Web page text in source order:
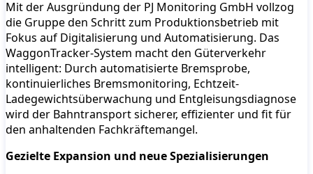
Mit der Ausgründung der PJ Monitoring GmbH vollzog
die Gruppe den Schritt zum Produktionsbetrieb mit
Fokus auf Digitalisierung und Automatisierung. Das
WaggonTracker-System macht den Güterverkehr
intelligent: Durch automatisierte Bremsprobe,
kontinuierliches Bremsmonitoring, Echtzeit-
Ladegewichtsüberwachung und Entgleisungsdiagnose
wird der Bahntransport sicherer, effizienter und fit für
den anhaltenden Fachkräftemangel.
Gezielte Expansion und neue Spezialisierungen